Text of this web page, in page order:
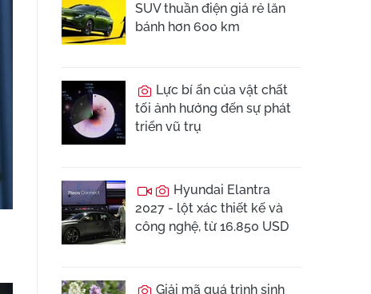
SUV thuần điện giá rẻ lăn
bánh hơn 600 km
Lực bí ẩn của vật chất
tối ảnh hưởng đến sự phát
triển vũ trụ
Hyundai Elantra
2027 - lột xác thiết kế và
công nghệ, từ 16.850 USD
Giải mã quá trình sinh